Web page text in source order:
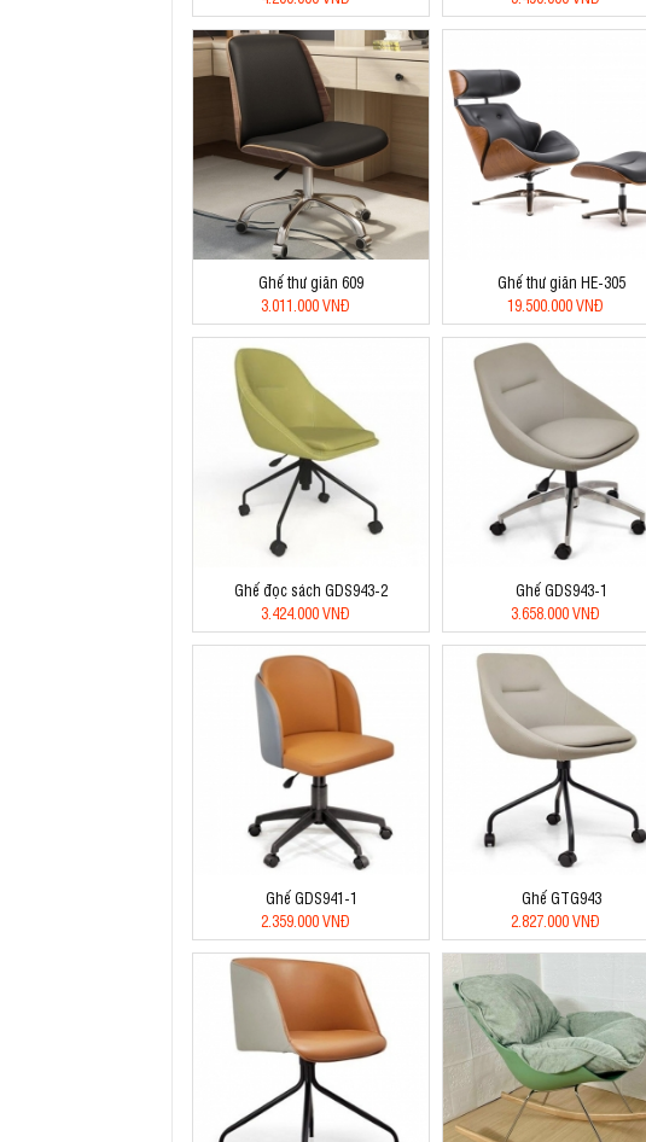
Ghế thư giãn 609
3.011.000 VNĐ
Ghế thư giãn HE-305
19.500.000 VNĐ
Ghế đọc sách GDS943-2
3.424.000 VNĐ
Ghế GDS943-1
3.658.000 VNĐ
Ghế GDS941-1
2.359.000 VNĐ
Ghế GTG943
2.827.000 VNĐ